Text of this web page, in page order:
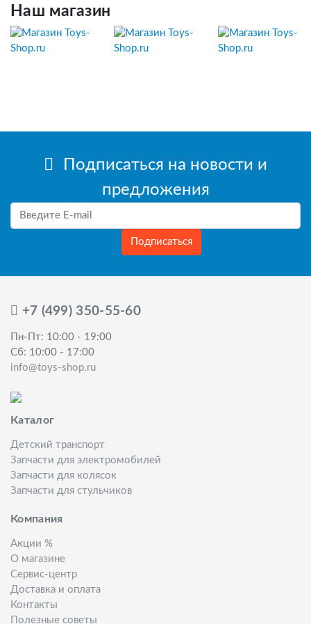
Наш магазин
Подписаться на новости и
предложения
Подписаться
+7 (499) 350-55-60
Пн-Пт: 10:00 - 19:00
Сб: 10:00 - 17:00
info@toys-shop.ru
Каталог
Детский транспорт
Запчасти для электромобилей
Запчасти для колясок
Запчасти для стульчиков
Компания
Акции %
О магазине
Сервис-центр
Доставка и оплата
Контакты
Полезные советы